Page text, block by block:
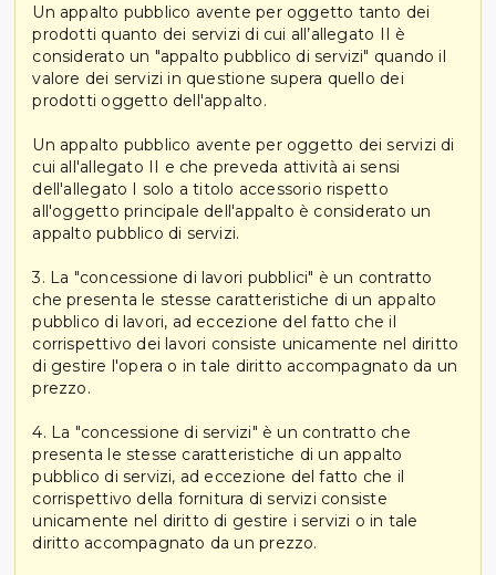
Un appalto pubblico avente per oggetto tanto dei
prodotti quanto dei servizi di cui all’allegato II è
considerato un "appalto pubblico di servizi" quando il
valore dei servizi in questione supera quello dei
prodotti oggetto dell'appalto.
Un appalto pubblico avente per oggetto dei servizi di
cui all'allegato II e che preveda attività ai sensi
dell'allegato I solo a titolo accessorio rispetto
all'oggetto principale dell'appalto è considerato un
appalto pubblico di servizi.
3. La "concessione di lavori pubblici" è un contratto
che presenta le stesse caratteristiche di un appalto
pubblico di lavori, ad eccezione del fatto che il
corrispettivo dei lavori consiste unicamente nel diritto
di gestire l'opera o in tale diritto accompagnato da un
prezzo.
4. La "concessione di servizi" è un contratto che
presenta le stesse caratteristiche di un appalto
pubblico di servizi, ad eccezione del fatto che il
corrispettivo della fornitura di servizi consiste
unicamente nel diritto di gestire i servizi o in tale
diritto accompagnato da un prezzo.